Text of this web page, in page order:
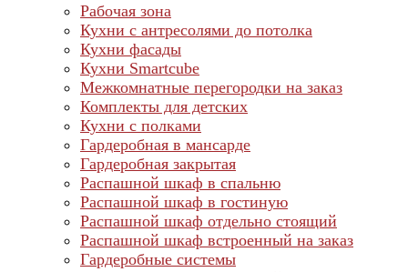
Рабочая зона
Кухни с антресолями до потолка
Кухни фасады
Кухни Smartcube
Межкомнатные перегородки на заказ
Комплекты для детских
Кухни с полками
Гардеробная в мансарде
Гардеробная закрытая
Распашной шкаф в спальню
Распашной шкаф в гостиную
Распашной шкаф отдельно стоящий
Распашной шкаф встроенный на заказ
Гардеробные системы